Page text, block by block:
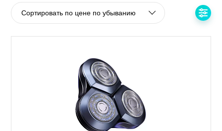
Сортировать по цене по убыванию